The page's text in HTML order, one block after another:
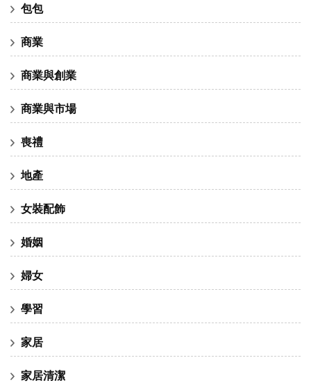
包包
商業
商業與創業
商業與市場
喪禮
地產
女裝配飾
婚姻
婦女
學習
家居
家居清潔